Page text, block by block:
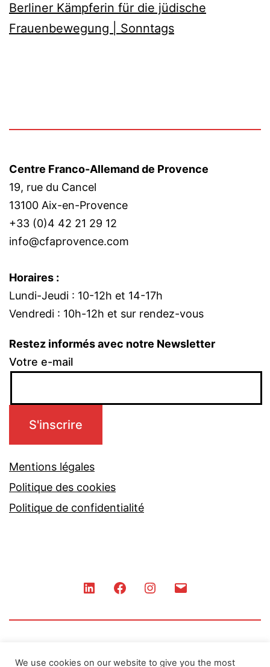
Berliner Kämpferin für die jüdische
Frauenbewegung | Sonntags
Centre Franco-Allemand de Provence
19, rue du Cancel
13100 Aix-en-Provence
+33 (0)4 42 21 29 12
info@cfaprovence.com
Horaires :
Lundi-Jeudi : 10-12h et 14-17h
Vendredi : 10h-12h et sur rendez-vous
Restez informés avec notre Newsletter
Votre e-mail
Mentions légales
Politique des cookies
Politique de confidentialité
LinkedIn FacebookInstagram
We use cookies on our website to give you the most